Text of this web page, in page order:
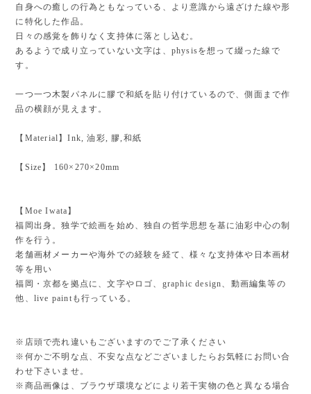
自身への癒しの行為ともなっている、より意識から遠ざけた線や形
に特化した作品。
日々の感覚を飾りなく支持体に落とし込む。
あるようで成り立っていない文字は、physisを想って綴った線で
す。
一つ一つ木製パネルに膠で和紙を貼り付けているので、側面まで作
品の横顔が見えます。
【Material】Ink, 油彩, 膠,和紙
【Size】 160×270×20mm
【Moe Iwata】
福岡出身。独学で絵画を始め、独自の哲学思想を基に油彩中心の制
作を行う。
老舗画材メーカーや海外での経験を経て、様々な支持体や日本画材
等を用い
福岡・京都を拠点に、文字やロゴ、graphic design、動画編集等の
他、live paintも行っている。
※店頭で売れ違いもございますのでご了承ください
※何かご不明な点、不安な点などございましたらお気軽にお問い合
わせ下さいませ。
※商品画像は、ブラウザ環境などにより若干実物の色と異なる場合